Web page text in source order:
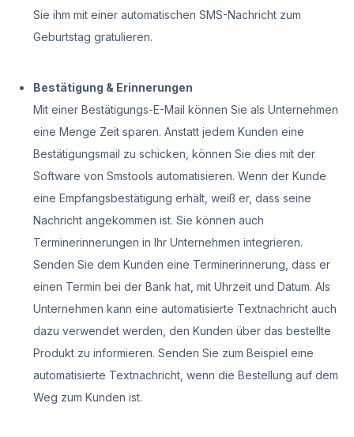
Sie ihm mit einer automatischen SMS-Nachricht zum
Geburtstag gratulieren.
Bestätigung & Erinnerungen
Mit einer Bestätigungs-E-Mail können Sie als Unternehmen
eine Menge Zeit sparen. Anstatt jedem Kunden eine
Bestätigungsmail zu schicken, können Sie dies mit der
Software von Smstools automatisieren. Wenn der Kunde
eine Empfangsbestätigung erhält, weiß er, dass seine
Nachricht angekommen ist. Sie können auch
Terminerinnerungen in Ihr Unternehmen integrieren.
Senden Sie dem Kunden eine Terminerinnerung, dass er
einen Termin bei der Bank hat, mit Uhrzeit und Datum. Als
Unternehmen kann eine automatisierte Textnachricht auch
dazu verwendet werden, den Kunden über das bestellte
Produkt zu informieren. Senden Sie zum Beispiel eine
automatisierte Textnachricht, wenn die Bestellung auf dem
Weg zum Kunden ist.